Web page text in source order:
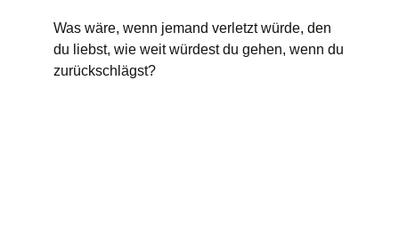
Was wäre, wenn jemand verletzt würde, den
du liebst, wie weit würdest du gehen, wenn du
zurückschlägst?